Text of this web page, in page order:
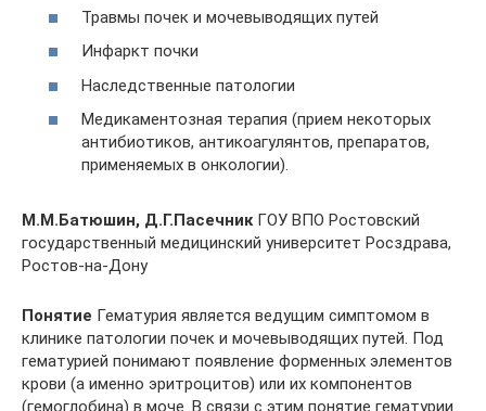
Травмы почек и мочевыводящих путей
Инфаркт почки
Наследственные патологии
Медикаментозная терапия (прием некоторых
антибиотиков, антикоагулянтов, препаратов,
применяемых в онкологии).
М.М.Батюшин, Д.Г.Пасечник ГОУ ВПО Ростовский
государственный медицинский университет Росздрава,
Ростов-на-Дону
Понятие Гематурия является ведущим симптомом в
клинике патологии почек и мочевыводящих путей. Под
гематурией понимают появление форменных элементов
крови (а именно эритроцитов) или их компонентов
(гемоглобина) в моче. В связи с этим понятие гематурии